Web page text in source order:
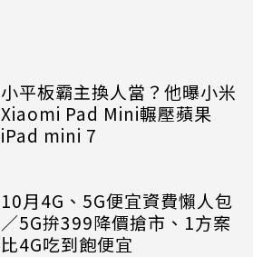
小平板霸主換人當？他曝小米
Xiaomi Pad Mini輾壓蘋果
iPad mini 7
10月4G、5G便宜資費懶人包
／5G拚399降價搶市、1方案
比4G吃到飽便宜